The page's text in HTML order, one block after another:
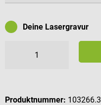
Deine Lasergravur
Produktnummer: 103266.3